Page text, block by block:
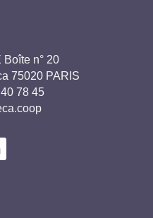
Boîte n° 20
75020 PARIS
78 45